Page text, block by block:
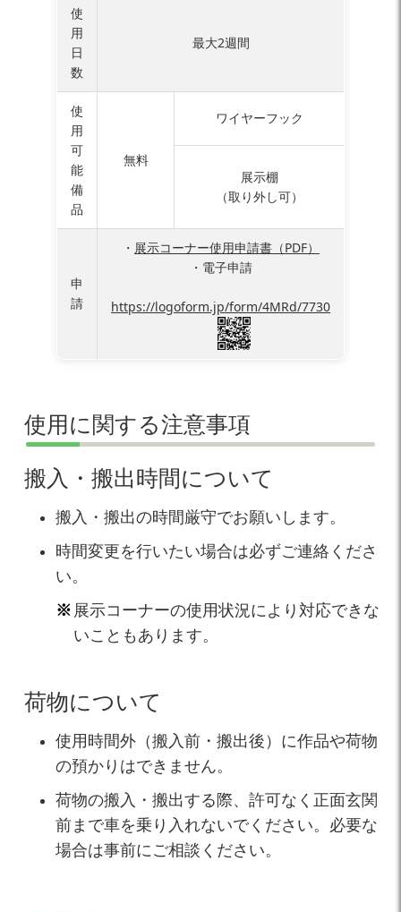
使
用
日
数
最大2週間
使
用
可
能
備
品
無料
ワイヤーフック
展示棚
（取り外し可）
申
請
・ 展示コーナー使用申請書（PDF）
・電子申請
https://logoform.jp/form/4MRd/7730
使用に関する注意事項
搬入・搬出時間について
搬入・搬出の時間厳守でお願いします。
時間変更を行いたい場合は必ずご連絡くださ
い。
展示コーナーの使用状況により対応できな
いこともあります。
荷物について
使用時間外（搬入前・搬出後）に作品や荷物
の預かりはできません。
荷物の搬入・搬出する際、許可なく正面玄関
前まで車を乗り入れないでください。必要な
場合は事前にご相談ください。